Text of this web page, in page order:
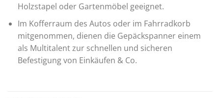
Holzstapel oder Gartenmöbel geeignet.
Im Kofferraum des Autos oder im Fahrradkorb
mitgenommen, dienen die Gepäckspanner einem
als Multitalent zur schnellen und sicheren
Befestigung von Einkäufen & Co.